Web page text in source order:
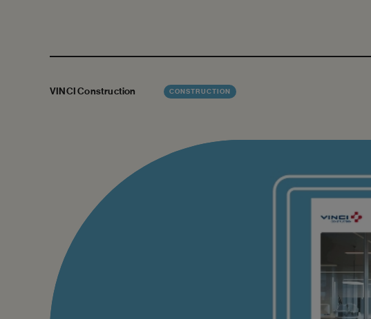
VINCI Construction CONSTRUCTION